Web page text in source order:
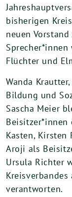
bisherigen
neuen
Flüchter und
Wanda
Bildung und
Sascha Meier
Beisitzer*innen
Kasten, Kirsten
Aroji als
Ursula Richter
verantworten.